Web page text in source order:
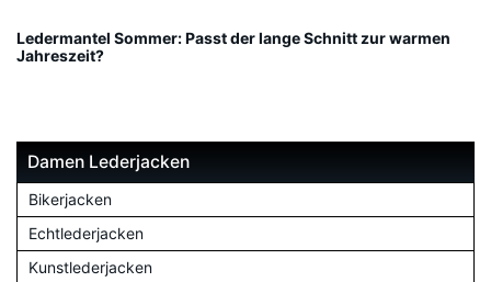
Ledermantel Sommer: Passt der lange Schnitt zur warmen
Jahreszeit?
Damen Lederjacken
Bikerjacken
Echtlederjacken
Kunstlederjacken